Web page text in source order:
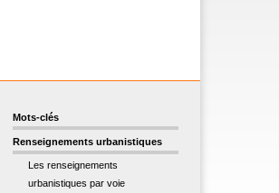
Mots-clés
Renseignements urbanistiques
Les renseignements
urbanistiques par voie